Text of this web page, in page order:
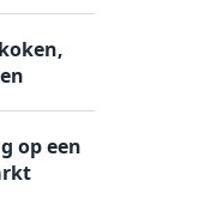
op een